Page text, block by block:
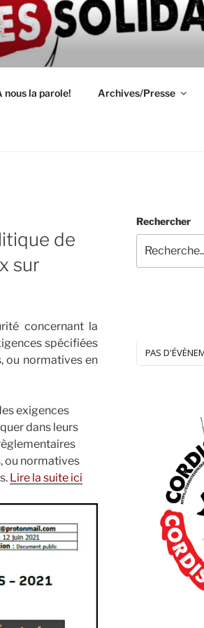
partage d'infos et
nous la parole! Archives/Presse
de
sur
concernant la
spécifiées
ou normatives en
exigences
dans leurs
ou normatives
Lire la suite ici
Rechercher
PAS